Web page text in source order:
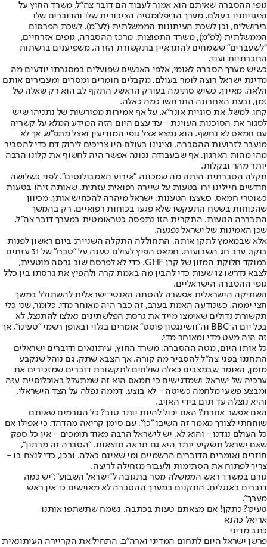
גופי ההסברה שאיתם הוא אמור לעבוד הם דובר צה"ל, משרד החוץ על
נציגויותיו בעולם, מערך הדיפלומטיה הציבורית שלו והדוברים שלו
בירושלים, וכן לשכת העיתונות הממשלתית (לע"מ), לשכת הפרסום
הממשלתית (לפ"מ), משרד התפוצות, מרכז ההסברה, גופים אזרחיים,
"לשעברים" ששמחים להתראיין בתקשורת הזרה, משפיענים ברשתות
החברתיות ועוד.
כשיש מערך הסברה לאומי, אלפי האנשים שפועלים במסגרתו יודעים מה
מדינת ישראל רוצה לומר בעולם, מקבלים חומרים ומסרים ומעבירים אותם
הלאה. מאידך, כשיש סתימה בעורק הראשי, התקף לב הוא רק שאלה של
זמן, ובעת האחרונה התרחשו כמה כאלה.
קחו, למשל, את סוגיית אונר"א. על אף אמירות מפורשות של נתניהו שיש
לסגור את הסוכנות העוינת - עד עצם היום הזה המידע המלא על קשריה
עם חמאס לא נחשף. הוא נמצא אצל גופי המודיעין ואצל מתפ"ש, אך לא
מועבר לזרועות ההסברה. נציגינו בעולם היו צריכים לירוק דם כדי להסביר
מהי מהות הארגון, אף שבעבודה נכונה אפשר היה לחשוף את קלונו הרבה
יותר מהר ובקלות.
תקלה הסברתית היתה מה שמכונה "אירוע האמבולנסים". לפני כשלושה
חודשים חיילינו ירו בטעות על שיירה רפואית עזתית, שאותה זיהו בטעות
כשוטרי חמאס. כשצצו הטענות, ישראל מיהרה להכחיש אותן, מכיוון
שהכוחות בשטח התעקשו שלא פגעו בכוחות רפואיים. רק בהמשך
התבררה הטעות. התקרית הזו נתפסה כטראומטית במערך דובר צה"ל,
שכן האמינות של ישראל נפגעה.
אלא שבמאמץ לתקן אותה, התחוללה התקלה השנייה: ביום ראשון לפנות
בוקר, ערב חג השבועות, חמאס הפיץ לעולם טענה על "טבח" של 31 עזתים
במוקד חלוקת המזון של קרן GHF. כדי לא לפרסם שוב גרסה מוטעית,
לצבא נדרשו 12 שעות כדי להבין מה באמת קרה ולהפיץ את גרסתו בין כלל
גופי ההסברה הישראליים.
השתיקה הישראלית אפשרה להסתה האנטי־ישראלית להשתולל במשך
חצי יממה. כשנודעה האמת בערב, זה כבר היה מאוחר מדי. כלומר, שני כלי
תקשורת גדולים שאימצו מייד את גרסת הפלשתינים נאלצו להתנצל. לא
בכל יום ה־BBC וה"וושינגטון פוסט" אומרים בגלוי ובאופן רשמי "טעינו", אך
זה היה מעט מדי ומאוחר מדי.
כל אותו היום, מטה ההסברה, משרד החוץ, עיתונאים ודוברים ישראלים
התחננו בפני צה"ל להסביר מה קורה, אך הצבא שתק. גם נוהל שנקבע
מזמן, האומר שבמצבים כאלה שולחים לתקשורת דוברים שמזכירים את
ערכיה של ישראל, ושמדגישים כי חמאס הוא זה שמתעלל באוכלוסיית עזה
ומבצע פשעי מלחמה כשיטה - לא בוצע. דממה נפלה על הצד הישראלי,
והיא נוצלה עד תום בידי האויב.
האם אפשר אחרת? האם יכול להיות יותר טוב? כל הגורמים שאיתם
שוחחתי לצורך מאמר זה השיבו "כן", עם סימן קריאה מהדהד. כי אפילו אם
כל העולם נגדנו - והוא לא, יש לישראל הרבה מאוד תומכים - אין כל ספק
שאם ישראל תשקיע יותר היא גם תראה תוצאות. "הסברה זה מרתון",
חוזרים ואומרים הדוברים הרשמיים ומי שאינם כאלה. ובכן, כדי לנצח בו -
צריך לפתוח את הסתימות ולעבור מזחילה לריצה.
גורם במשרד ראש הממשלה מסר בתגובה ל"ישראל השבוע":"יש כמה
דוברים באנגלית. התקנים במערך ההסברה לא מאוישים כי אין ראש
מערך".
טעינו? נתקן! אם מצאתם טעות בכתבה, נשמח שתשתפו אותנו
אריאל כהנא
כתב מדיני
פרשן ישראל היום לתחום המדיני וארה"ב. התחיל את הקריירה העיתונאית